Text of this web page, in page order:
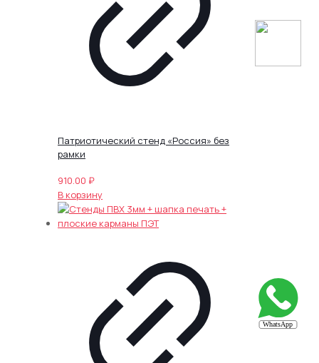
Патриотический стенд «Россия» без
рамки
910.00 ₽
В корзину